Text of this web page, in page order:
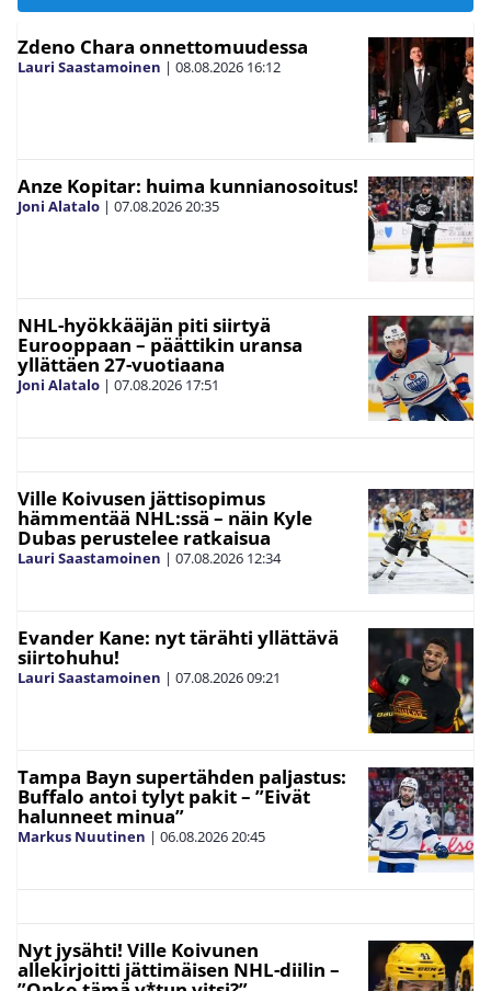
Zdeno Chara onnettomuudessa
Lauri Saastamoinen | 08.08.2026 16:12
Anze Kopitar: huima kunnianosoitus!
Joni Alatalo | 07.08.202620:35
NHL-hyökkääjän piti siirtyä
Eurooppaan – päättikin uransa
yllättäen 27-vuotiaana
Joni Alatalo | 07.08.2026 17:51
Ville Koivusen jättisopimus
hämmentää NHL:ssä – näin Kyle
Dubas perustelee ratkaisua
Lauri Saastamoinen | 07.08.2026 12:34
Evander Kane: nyt tärähti yllättävä
siirtohuhu!
Lauri Saastamoinen | 07.08.202609:21
Tampa Bayn supertähden paljastus:
Buffalo antoi tylyt pakit – ”Eivät
halunneet minua”
Markus Nuutinen | 06.08.202620:45
Nyt jysähti! Ville Koivunen
allekirjoitti jättimäisen NHL-diilin –